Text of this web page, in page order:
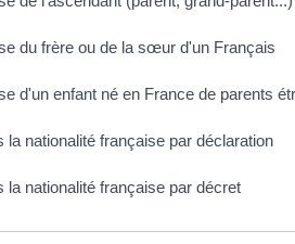
du frère ou de la sœur d'un Français
d'un enfant né en France de parents
la nationalité française par déclaration
la nationalité française par décret